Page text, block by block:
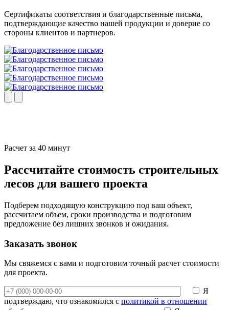
Cертификаты соответствия и благодарственные письма,
подтверждающие качество нашей продукции и доверие со
стороны клиентов и партнеров.
Расчет за 40 минут
Рассчитайте стоимость строительных
лесов для вашего проекта
Подберем подходящую конструкцию под ваш объект,
рассчитаем объем, сроки производства и подготовим
предложение без лишних звонков и ожидания.
Заказать звонок
Мы свяжемся с вами и подготовим точный расчет стоимости
для проекта.
Я
подтверждаю, что ознакомился с политикой в отношении